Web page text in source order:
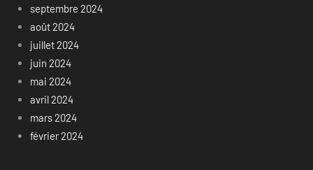
septembre 2024
août 2024
juillet 2024
juin 2024
mai 2024
avril 2024
mars 2024
février 2024